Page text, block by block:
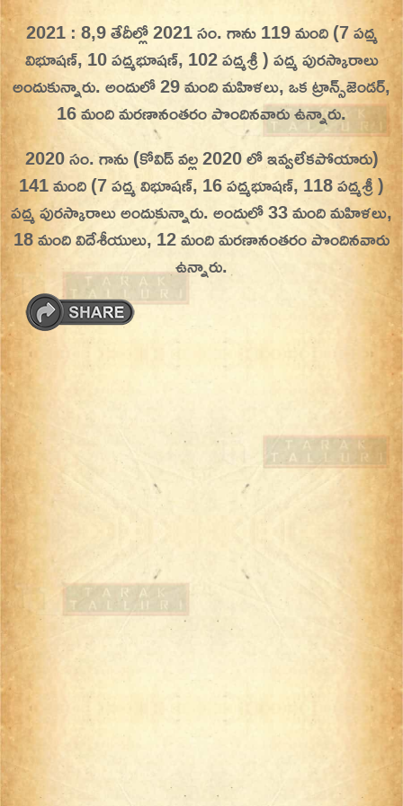
Skip
content
On This Day
Today in History | On This Day | This Day in
History | Today in India | What Happened
Today in India | Charitralo eroju | charitra lo
eroju |
2021 : 8,9 తేదీల్లో 2021 సం. గాను 119 మంది (7 పద్మ
విభూషణ్, 10 పద్మభూషణ్, 102 పద్మశ్రీ ) పద్మ పురస్కారాలు
అందుకున్నారు. అందులో 29 మంది మ‌హిళ‌లు, ఒక ట్రాన్స్‌జెండర్,
16 మంది మరణానంతరం పొందినవారు ఉన్నారు.
2020 సం. గాను (కోవిడ్ వల్ల 2020 లో ఇవ్వలేకపోయారు)
141 మంది (7 పద్మ విభూషణ్, 16 పద్మభూషణ్, 118 పద్మశ్రీ )
పద్మ పురస్కారాలు అందుకున్నారు. అందులో 33 మంది మ‌హిళ‌లు,
18 మంది విదేశీయులు, 12 మంది మరణానంతరం పొందినవారు
ఉన్నారు.